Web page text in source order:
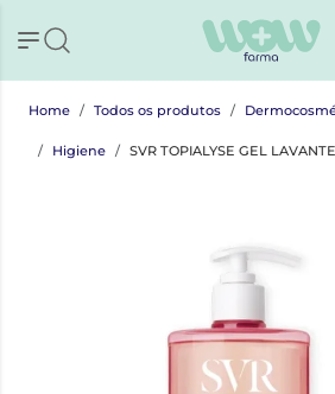
Home Todos os produtos
Higiene SVR TOPIALYSE GEL